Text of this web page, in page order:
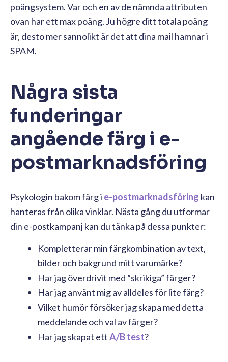
poängsystem. Var och en av de nämnda attributen
ovan har ett max poäng. Ju högre ditt totala poäng
är, desto mer sannolikt är det att dina mail hamnar i
SPAM.
Några sista
funderingar
angående färg i e-
postmarknadsföring
Psykologin bakom färg i e-postmarknadsföring kan
hanteras från olika vinklar. Nästa gång du utformar
din e-postkampanj kan du tänka på dessa punkter:
Kompletterar min färgkombination av text,
bilder och bakgrund mitt varumärke?
Har jag överdrivit med ”skrikiga” färger?
Har jag använt mig av alldeles för lite färg?
Vilket humör försöker jag skapa med detta
meddelande och val av färger?
Har jag skapat ettA/B test?